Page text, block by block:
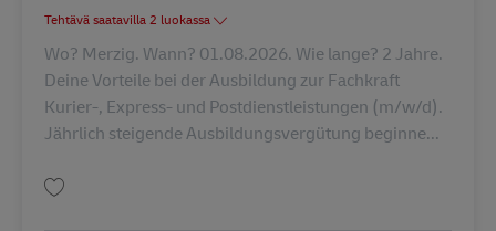
Tehtävä saatavilla 2 luokassa
Wo? Merzig. Wann? 01.08.2026. Wie lange? 2 Jahre.
Deine Vorteile bei der Ausbildung zur Fachkraft
Kurier-, Express- und Postdienstleistungen (m/w/d).
Jährlich steigende Ausbildungsvergütung beginne...